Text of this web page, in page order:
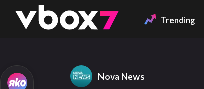
👾 Trending
Nova News